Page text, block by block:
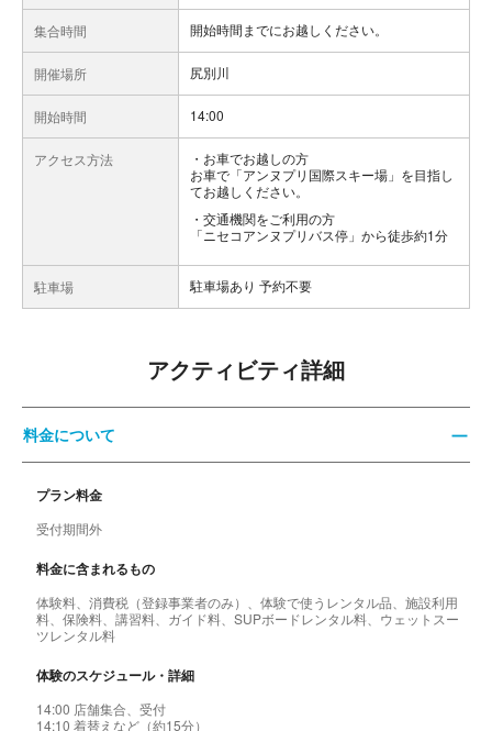
集合時間 開始時間までにお越しください。
開催場所 尻別川
開始時間 14:00
アクセス方法
お車でお越しの方
お車で「アンヌプリ国際スキー場」を目指し
てお越しください。
交通機関をご利用の方
「ニセコアンヌプリバス停」から徒歩約1分
駐車場 駐車場あり 予約不要
アクティビティ詳細
料金について
プラン料金
受付期間外
料金に含まれるもの
体験料、消費税（登録事業者のみ）、体験で使うレンタル品、施設利用
料、保険料、講習料、ガイド料、SUPボードレンタル料、ウェットスー
ツレンタル料
体験のスケジュール・詳細
14:00 店舗集合、受付
14:10 着替えなど（約15分）